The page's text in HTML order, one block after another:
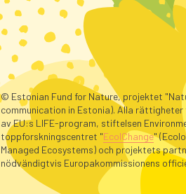
© Estonian Fund for Nature, projektet
communication in Estonia). Alla rättigheter
av EU:s LIFE-program, stiftelsen
toppforskningscentret "EcolChange"
Managed Ecosystems) och projektets
nödvändigtvis Europakommissionens